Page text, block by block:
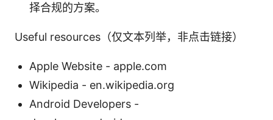
择合规的方案。
Useful resources（仅文本列举，非点击链接）
Apple Website - apple.com
Wikipedia - en.wikipedia.org
Android Developers -